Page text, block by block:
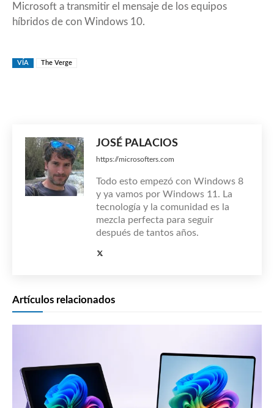
Microsoft a transmitir el mensaje de los equipos
híbridos de con Windows 10.
VÍA The Verge
JOSÉ PALACIOS
https://microsofters.com
Todo esto empezó con Windows 8
y ya vamos por Windows 11. La
tecnología y la comunidad es la
mezcla perfecta para seguir
después de tantos años.
Artículos relacionados